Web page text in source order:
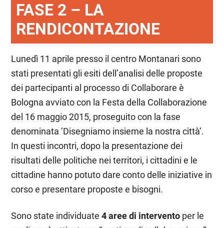
FASE 2 – LA
RENDICONTAZIONE
Lunedì 11 aprile presso il centro Montanari sono
stati presentati gli esiti dell’analisi delle proposte
dei partecipanti al processo di Collaborare è
Bologna avviato con la Festa della Collaborazione
del 16 maggio 2015, proseguito con la fase
denominata ‘Disegniamo insieme la nostra città’.
In questi incontri, dopo la presentazione dei
risultati delle politiche nei territori, i cittadini e le
cittadine hanno potuto dare conto delle iniziative in
corso e presentare proposte e bisogni.
Sono state individuate4 aree di intervento per le